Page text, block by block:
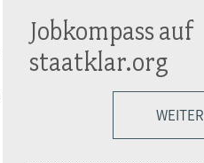
Jobkompass auf
staatklar.org
WEITER